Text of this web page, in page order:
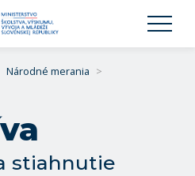
Národné merania >
stiahnutie